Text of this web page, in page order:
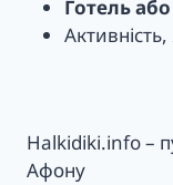
Готель
Halkidiki.info –
Афону